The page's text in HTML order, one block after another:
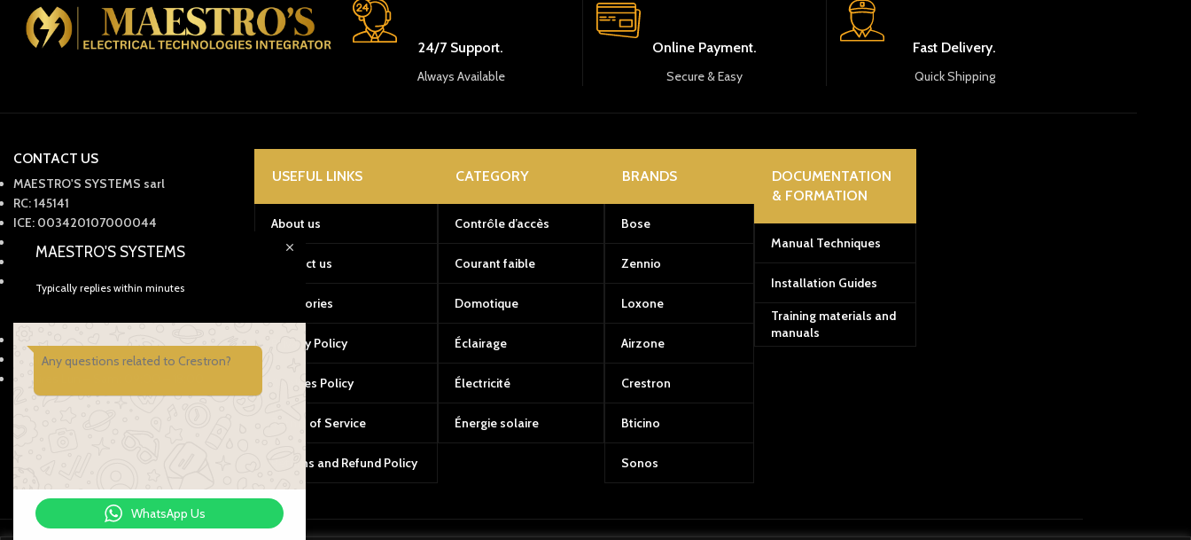
24/7 Support.
Always Available
Online Payment.
Secure & Easy
Fast Delivery.
Quick Shipping
CONTACT US
MAESTRO'S SYSTEMS sarl
RC: 145141
ICE: 003420107000044
IF : 60176550
Tax: 57228150
Office: 05399-59910
Whatsapp: +212661559019
Email : contact@e-maestros.ma
USEFUL LINKS
About us
Contact us
Categories
Privacy Policy
Cookies Policy
Terms of Service
Returns and Refund Policy
CATEGORY
Contrôle d’accès
Courant faible
Domotique
Éclairage
Électricité
Énergie solaire
BRANDS
Bose
Zennio
Loxone
Airzone
Crestron
Bticino
Sonos
DOCUMENTATION
& FORMATION
Manual Techniques
Installation Guides
Training materials and
manuals
MAESTRO'S SYSTEMS
Typically replies within minutes
Any questions related to Crestron?
WhatsApp Us